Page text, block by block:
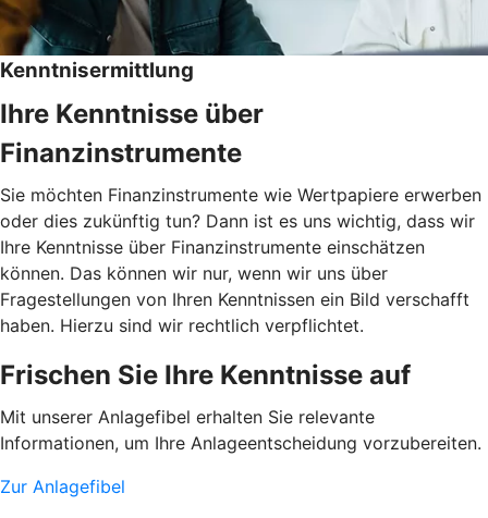
Kenntnisermittlung
Ihre Kenntnisse über
Finanzinstrumente
Sie möchten Finanzinstrumente wie Wertpapiere erwerben
oder dies zukünftig tun? Dann ist es uns wichtig, dass wir
Ihre Kenntnisse über Finanzinstrumente einschätzen
können. Das können wir nur, wenn wir uns über
Fragestellungen von Ihren Kenntnissen ein Bild verschafft
haben. Hierzu sind wir rechtlich verpflichtet.
Frischen Sie Ihre Kenntnisse auf
Mit unserer Anlagefibel erhalten Sie relevante
Informationen, um Ihre Anlageentscheidung vorzubereiten.
Zur Anlagefibel